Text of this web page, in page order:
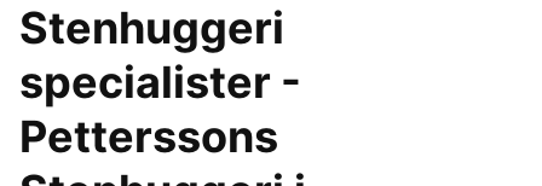
Stenhuggeri
specialister -
Petterssons